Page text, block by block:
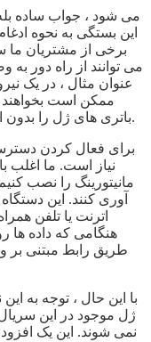
این بستگی به نحوه
برخی از مشتریان ما
می توانند از راه دور
عنوان مثال ، در یک
ممکن است بخواهند
باتری های ژل را بدون اینکه از نظر جسمی در سایت باشند ، بدانند.
برای فعال کردن
نیاز است. ما اغلب
مانیتورینگ را نصب
آوری کنند. این
هنگامی که داده ها
طریق رابط مبتنی بر
با این حال ، توجه به
ژل موجود در این
نمی شوند. این یک